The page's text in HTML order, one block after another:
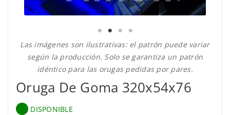
Las imágenes son ilustrativas: el patrón puede variar
según la producción. Solo se garantiza un patrón
idéntico para las orugas pedidas por pares.
Oruga De Goma 320x54x76
DISPONIBLE